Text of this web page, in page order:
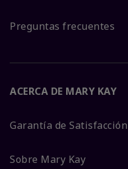
Preguntas frecuentes
ACERCA DE MARY KAY
Garantía de Satisfacción
Sobre Mary Kay